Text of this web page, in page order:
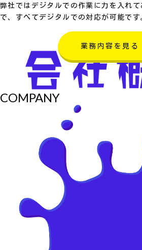
弊社ではデジタルでの作業に力を入れ
で、すべてデジタルでの対応が可能です
業務内容を見る
COMPANY